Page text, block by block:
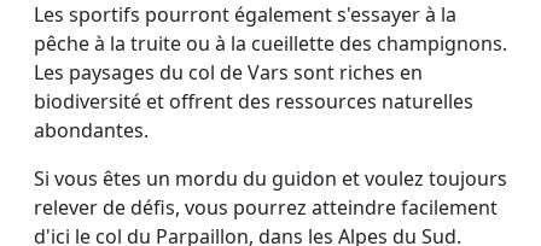
Les sportifs pourront également s'essayer à la
pêche à la truite ou à la cueillette des champignons.
Les paysages du col de Vars sont riches en
biodiversité et offrent des ressources naturelles
abondantes.
Si vous êtes un mordu du guidon et voulez toujours
relever de défis, vous pourrez atteindre facilement
d'ici le col du Parpaillon, dans les Alpes du Sud.